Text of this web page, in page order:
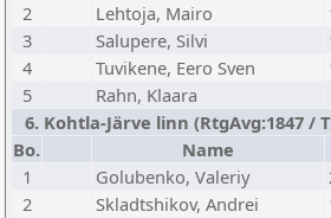
2
Lehtoja, Mairo
3
Salupere, Silvi
4
Tuvikene, Eero Sven
5
Rahn, Klaara
6. Kohtla-Järve linn (RtgAvg:1847 /
Bo.
Name
1
Golubenko, Valeriy
2
Skladtshikov, Andrei